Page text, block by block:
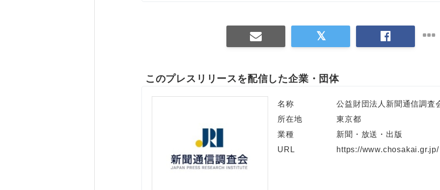
このプレスリリースを配信した企業・団体
名称
公益財団法人新聞通信調査
所在地
東京都
業種
新聞・放送・出版
URL
https://www.chosakai.gr.jp/